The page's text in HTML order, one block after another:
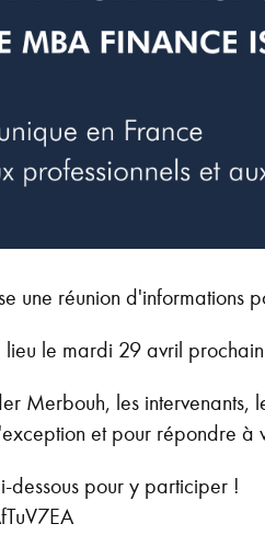
une réunion
le mardi 29 avril
Merbouh, les intervenants,
et pour répondre à
dessous pour y participer !